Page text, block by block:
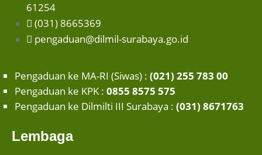
61254
(031) 8665369
pengaduan@dilmil-surabaya.go.id
Pengaduan ke MA-RI (Siwas) : (021) 255 783 00
Pengaduan ke KPK : 0855 8575 575
Pengaduan ke Dilmilti III Surabaya : (031) 8671763
Lembaga